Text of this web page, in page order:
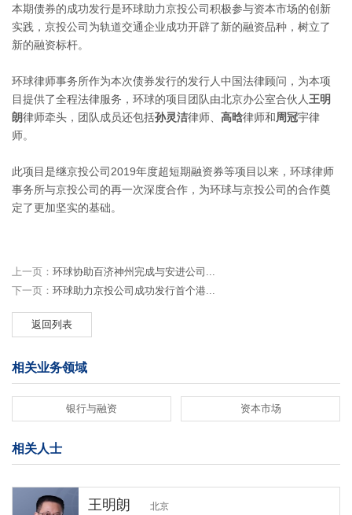
本期债券的成功发行是环球助力京投公司积极参与资本市场的创新
实践，京投公司为轨道交通企业成功开辟了新的融资品种，树立了
新的融资标杆。
环球律师事务所作为本次债券发行的发行人中国法律顾问，为本项
目提供了全程法律服务，环球的项目团队由北京办公室合伙人王明
朗律师牵头，团队成员还包括孙灵洁律师、 高晗律师和周冠宇律
师。
此项目是继京投公司2019年度超短期融资券等项目以来，环球律师
事务所与京投公司的再一次深度合作，为环球与京投公司的合作奠
定了更加坚实的基础。
上一页： 环球协助百济神州完成与安进公司...
下一页： 环球助力京投公司成功发行首个港...
返回列表
相关业务领域
银行与融资 资本市场
相关人士
王明朗 北京